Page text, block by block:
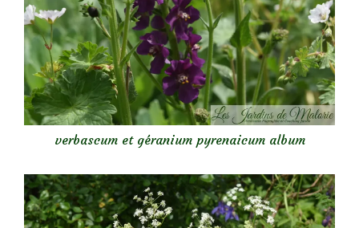
verbascum et géranium pyrenaicum album